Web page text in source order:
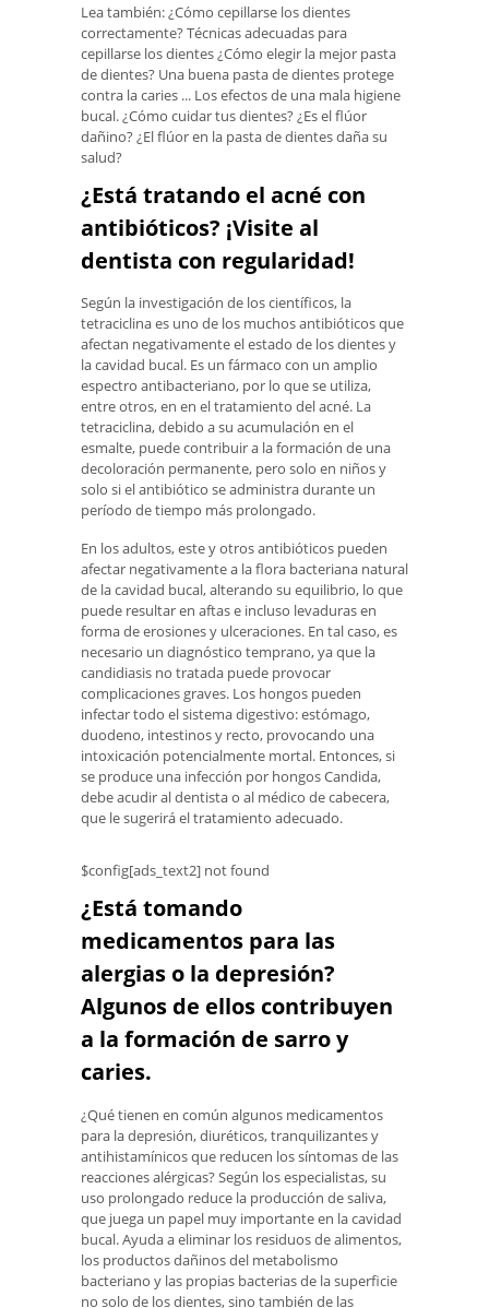
Lea también: ¿Cómo cepillarse los dientes
correctamente? Técnicas adecuadas para
cepillarse los dientes ¿Cómo elegir la mejor pasta
de dientes? Una buena pasta de dientes protege
contra la caries ... Los efectos de una mala higiene
bucal. ¿Cómo cuidar tus dientes? ¿Es el flúor
dañino? ¿El flúor en la pasta de dientes daña su
salud?
¿Está tratando el acné con
antibióticos? ¡Visite al
dentista con regularidad!
Según la investigación de los científicos, la
tetraciclina es uno de los muchos antibióticos que
afectan negativamente el estado de los dientes y
la cavidad bucal. Es un fármaco con un amplio
espectro antibacteriano, por lo que se utiliza,
entre otros, en en el tratamiento del acné. La
tetraciclina, debido a su acumulación en el
esmalte, puede contribuir a la formación de una
decoloración permanente, pero solo en niños y
solo si el antibiótico se administra durante un
período de tiempo más prolongado.
En los adultos, este y otros antibióticos pueden
afectar negativamente a la flora bacteriana natural
de la cavidad bucal, alterando su equilibrio, lo que
puede resultar en aftas e incluso levaduras en
forma de erosiones y ulceraciones. En tal caso, es
necesario un diagnóstico temprano, ya que la
candidiasis no tratada puede provocar
complicaciones graves. Los hongos pueden
infectar todo el sistema digestivo: estómago,
duodeno, intestinos y recto, provocando una
intoxicación potencialmente mortal. Entonces, si
se produce una infección por hongos Candida,
debe acudir al dentista o al médico de cabecera,
que le sugerirá el tratamiento adecuado.
$config[ads_text2] not found
¿Está tomando
medicamentos para las
alergias o la depresión?
Algunos de ellos contribuyen
a la formación de sarro y
caries.
¿Qué tienen en común algunos medicamentos
para la depresión, diuréticos, tranquilizantes y
antihistamínicos que reducen los síntomas de las
reacciones alérgicas? Según los especialistas, su
uso prolongado reduce la producción de saliva,
que juega un papel muy importante en la cavidad
bucal. Ayuda a eliminar los residuos de alimentos,
los productos dañinos del metabolismo
bacteriano y las propias bacterias de la superficie
no solo de los dientes, sino también de las